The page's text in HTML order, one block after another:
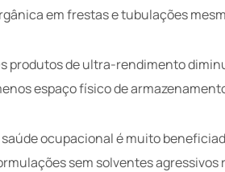
em frestas e tubulações
produtos de ultra-rendimento
espaço físico de
saúde ocupacional é muito
sem solventes